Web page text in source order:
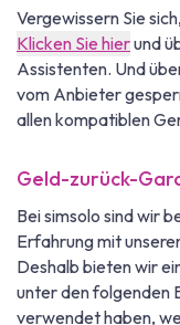
Vergewissern Sie
Klicken Sie hierund
Assistenten. Und
vom Anbieter
allen kompatiblen
Geld-zurück-
Bei simsolo sind wir
Erfahrung mit
Deshalb bieten wir
unter den folgenden
verwendet haben,